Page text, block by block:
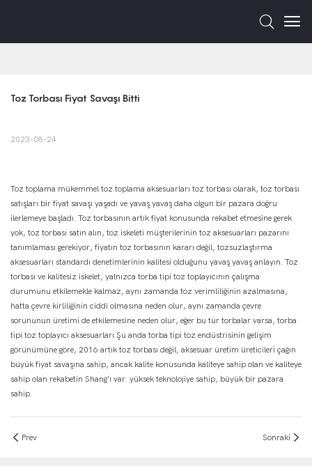
Toz Torbası Fiyat Savaşı Bitti
2023-08-24
Toz toplama mükemmel toz toplama aksesuarları toz torbası olarak, toz torbası
satışları bir fiyat savaşı yaşadı ve yavaş yavaş daha olgun bir pazara doğru
ilerlemeye başladı. Toz torbasının artık fiyat konusunda rekabet etmesine gerek
yok, toz torbası satın alın, toz iskeleti müşterilerinin toz aksesuarları pazarını
tanımlaması gerekiyor, fiyatın toz torbasının kararı değil, tozsuzlaştırma
aksesuarları standardı denetimlerinin kalitesi olduğunu yavaş yavaş anlayın. Toz
torbası ve kalitesiz iskelet, yalnızca torba tipi toz toplayıcının çalışma
durumunu etkilemekle kalmaz, aynı zamanda toz verimliliğinin azalmasına,
hatta çevre kirliliğinin ciddi olmasına neden olur, aynı zamanda çevre
sorununun üretimi de etkilemesine neden olur, eğer bu tür torbalar varsa, torba
tipi toz toplayıcı aksesuarları Şu anda torba tipi toz endüstrisinin gelişim
görünümüne göre, 2016 artık toz torbası değil, aksesuar üretim üreticileri çağın
büyük fiyat savaşına sahip, ancak kalite konusunda kaliteye sahip olan ve kaliteye
sahip olan rekabetin Shang'ı var. yüksek teknolojiye sahip, büyük bir pazara
sahip.
Prev Sonraki